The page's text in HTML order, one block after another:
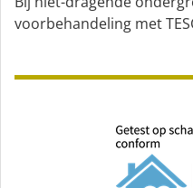
voorbehandeling met